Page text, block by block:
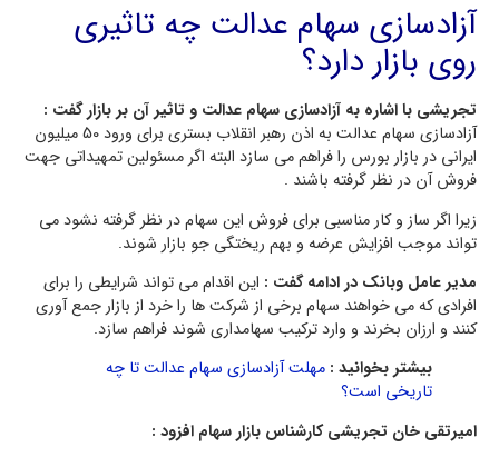
آزادسازی سهام عدالت چه تاثیری
روی بازار دارد؟
تجریشی با اشاره به آزادسازی سهام عدالت و تاثیر آن بر بازار گفت :
آزادسازی سهام عدالت به اذن رهبر انقلاب بستری برای ورود 50 میلیون
ایرانی در بازار بورس را فراهم می سازد البته اگر مسئولین تمهیداتی جهت
فروش آن در نظر گرفته باشند .
زیرا اگر ساز و کار مناسبی برای فروش این سهام در نظر گرفته نشود می
تواند موجب افزایش عرضه و بهم ریختگی جو بازار شوند.
مدیر عامل وبانک در ادامه گفت : این اقدام می تواند شرایطی را برای
افرادی که می خواهند سهام برخی از شرکت ها را خرد از بازار جمع آوری
کنند و ارزان بخرند و وارد ترکیب سهامداری شوند فراهم سازد.
بیشتر بخوانید : مهلت آزادسازی سهام عدالت تا چه
تاریخی است؟
امیرتقی خان تجریشی کارشناس بازار سهام افزود :